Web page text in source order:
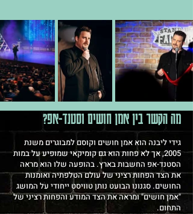
מה הקשר בין אמן חושים וסטנד-אפ?
גידי ליבנה הוא אמן חושים וקוסם למבוגרים משנת
2005, אך לא פחות הוא גם קומיקאי שמופיע על במות
הסטנד-אפ החשבות בארץ. בהופעה שלו הוא מראה
את הצד הפחות רציני של עולם הטלפתיה ואומנות
החושים. סגנונו הבועט נותן טוויסט ייחודי על המושג
"אמן חושים" ומראה את הצד המודע והפחות רציני של
התחום.